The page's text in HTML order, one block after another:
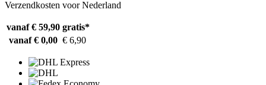
Verzendkosten voor Nederland
vanaf € 59,90 gratis*
vanaf € 0,00 € 6,90